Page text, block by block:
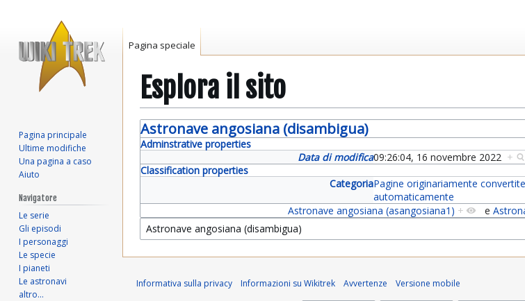
Esplora il sito
Vai
alla
Vai
alla
Astronave angosiana (disambigua)
Adminstrative properties
Data di modifica09:26:04, 16 novembre 2022 +
Classification properties
CategoriaPagine originariamente
automaticamente
Astronave angosiana (asangosiana1) + e
Pagina speciale
Pagina principale
Ultime modifiche
Una pagina a caso
Aiuto
Navigatore
Le serie
Gli episodi
I personaggi
Le specie
I pianeti
Le astronavi
altro…
Informativa sulla privacy Informazioni su Wikitrek Avvertenze Versione mobile